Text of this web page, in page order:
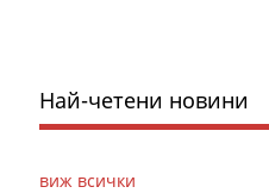
Най-четени новини
виж всички